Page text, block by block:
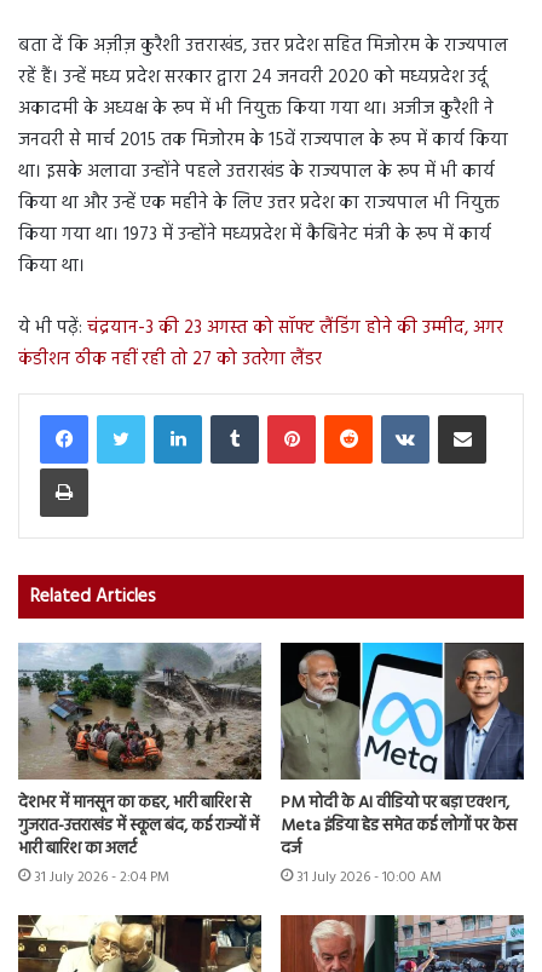
बता दें कि अज़ीज़ कुरैशी उत्तराखंड, उत्तर प्रदेश सहित मिजोरम के राज्यपाल
रहें हैं। उन्हें मध्य प्रदेश सरकार द्वारा 24 जनवरी 2020 को मध्यप्रदेश उर्दू
अकादमी के अध्यक्ष के रूप में भी नियुक्त किया गया था। अजीज कुरैशी ने
जनवरी से मार्च 2015 तक मिजोरम के 15वें राज्यपाल के रूप में कार्य किया
था। इसके अलावा उन्होंने पहले उत्तराखंड के राज्यपाल के रूप में भी कार्य
किया था और उन्हें एक महीने के लिए उत्तर प्रदेश का राज्यपाल भी नियुक्त
किया गया था। 1973 में उन्होंने मध्यप्रदेश में कैबिनेट मंत्री के रूप में कार्य
किया था।
ये भी पढ़ें: चंद्रयान-3 की 23 अगस्त को सॉफ्ट लैंडिंग होने की उम्मीद, अगर
कंडीशन ठीक नहीं रही तो 27 को उतरेगा लैंडर
LinkedInTumblr PinterestReddit VKontakteShare via Email
Print
Related Articles
देशभर में मानसून का कहर, भारी बारिश से
गुजरात-उत्तराखंड में स्कूल बंद, कई राज्यों में
भारी बारिश का अलर्ट
31 July 2026 - 2:04 PM
PM मोदी के AI वीडियो पर बड़ा एक्शन,
Meta इंडिया हेड समेत कई लोगों पर केस
दर्ज
31 July 2026 - 10:00 AM